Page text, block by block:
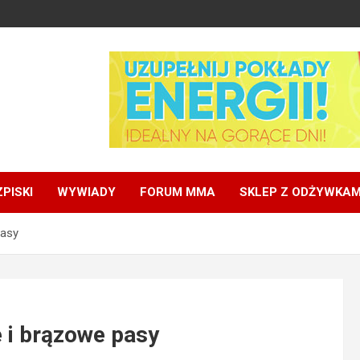
WYWIADY FORUM MMA SKLEP Z
i brązowe pasy